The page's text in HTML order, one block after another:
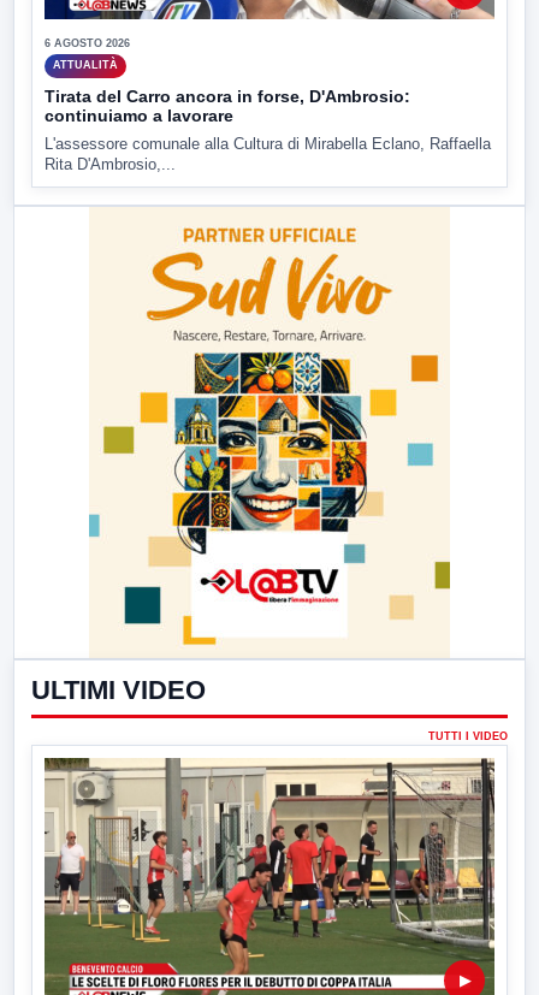
6 AGOSTO 2026
ATTUALITÀ
Tirata del Carro ancora in forse, D'Ambrosio:
continuiamo a lavorare
L'assessore comunale alla Cultura di Mirabella Eclano, Raffaella
Rita D'Ambrosio,...
ULTIMI VIDEO
TUTTI I VIDEO
▶